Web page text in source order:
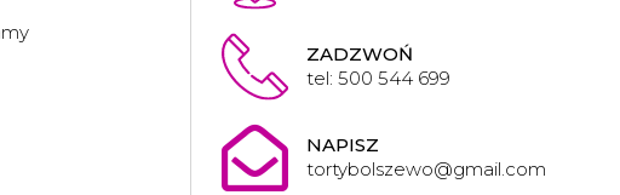
ZADZWOŃ
tel: 500 544 699
NAPISZ
tortybolszewo@gmail.com